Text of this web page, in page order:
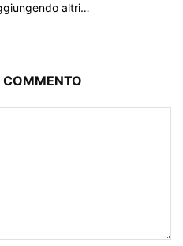
altri…
COMMENTO